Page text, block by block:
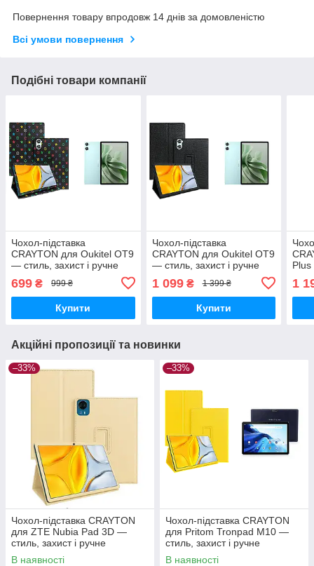
Повернення товару впродовж 14 днів за домовленістю
Всі умови повернення
Подібні товари компанії
Чохол-підставка
CRAYTON для Oukitel OT9
— стиль, захист і ручне
чорний
699 ₴ 999 ₴
Купити
Чохол-підставка
CRAYTON для Oukitel OT9
— стиль, захист і ручне
збирання, колір Крокодил
1 099₴ 1 399 ₴
Купити
Plus
1
Акційні пропозиції та новинки
–33%
Чохол-підставка CRAYTON
для ZTE Nubia Pad 3D —
стиль, захист і ручне
збирання, колір Бежевий
В наявності
–33%
Чохол-підставка CRAYTON
для Pritom Tronpad M10 —
стиль, захист і ручне
збирання, колір Жовтий
В наявності